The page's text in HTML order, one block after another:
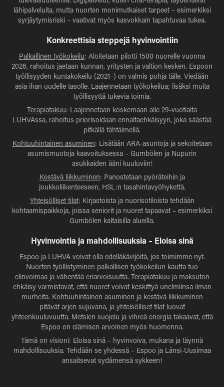
lähipalveluita, mutta nuorten monimutkaiset tarpeet – esimerkiksi
syrjäytymisriski – vaativat myös kasvokkain tapahtuvaa tukea.
Konkreettisia steppejä hyvinvointiin
Palkallinen työkokeilu: Aloitetaan pilotti 1500 nuorelle vuonna
2026, rahoitus jaetaan kunnan, yritysten ja valtion kesken. Espoon
työllisyyden kuntakokeilu (2021–) on valmis pohja tälle. Viedään
asia ihan uudelle tasolle. Laajennetaan työkokeilua; lisäksi muita
työllisyyttä tukevia toimia.
Terapiatakuu: Laajennetaan koskemaan alle 29-vuotiaita
LUHVAssa, rahoitus priorisoidaan ennaltaehkäisyyn, joka säästää
pitkällä tähtäimellä.
Kohtuuhintainen asuminen: Lisätään ARA-asuntoja ja sekoitetaan
asumismuotoja kaavoituksessa – Gumbölen ja Nupurin
asukkaiden ääni kuuluviin!
Kestävä liikkuminen: Panostetaan pyöräteihin ja
joukkoliikenteeseen, HSL:n tasahintavyöhykettä.
Yhteisölliset tilat: Kirjastoista ja nuorisotiloista tehdään
kohtaamispaikkoja, joissa seniorit ja nuoret tapaavat – esimerkiksi
Gumbölen kaltaisilla alueilla.
Hyvinvointia ja mahdollisuuksia – Eloisa sinä
Espoo ja LUHVA voivat olla edelläkävijöitä, jos toimimme nyt.
Nuorten työllistyminen palkallisen työkokeilun kautta tuo
elinvoimaa ja vähentää eriarvoisuutta. Terapiatakuu ja maksuton
ehkäisy varmistavat, että nuoret voivat keskittyä unelmiinsa ilman
murheita. Kohtuuhintainen asuminen ja kestävä liikkuminen
pitävät arjen sujuvana, ja yhteisölliset tilat luovat
yhteenkuuluvuutta. Metsien suojelu ja vihreä energia takaavat, että
Espoo on elämisen arvoinen myös huomenna.
Tämä on visioni: Eloisa sinä – hyvinvoiva, mukana ja täynnä
mahdollisuuksia. Tehdään se yhdessä – Espoo ja Länsi-Uusimaa
ansaitsevat sydämensä sykkeen!